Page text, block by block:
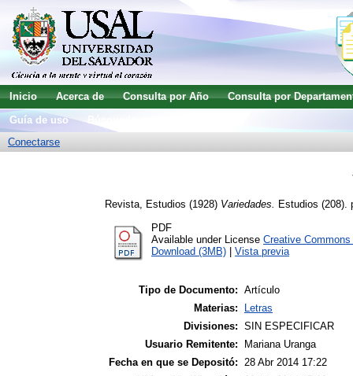
Inicio Acerca de Consulta por Año
Consulta por
Guía de uso
Conectarse
Revista, Estudios (1928) Variedades. Estudios (208).
PDF
Available under License Creative
Download (3MB)
Vista previa
Tipo de Documento: Artículo
Materias:
Letras
Divisiones: SIN ESPECIFICAR
Usuario Remitente:
Mariana Uranga
Fecha en que se Depositó: 28 Abr 2014 17:22